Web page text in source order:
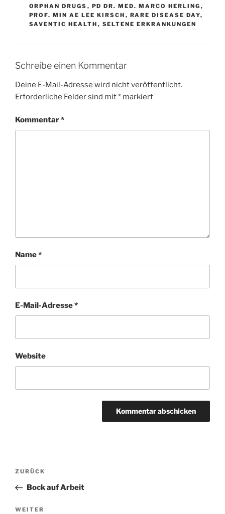
ORPHAN DRUGS , PD DR. MED. MARCO HERLING ,
PROF. MIN AE LEE KIRSCH , RARE DISEASE DAY,
SAVENTIC HEALTH , SELTENE ERKRANKUNGEN
Schreibe einen Kommentar
Deine E-Mail-Adresse wird nicht veröffentlicht.
Erforderliche Felder sind mit* markiert
Kommentar*
Name*
E-Mail-Adresse*
Website
Beitragsnavigation
Vorheriger
Beitrag
ZURÜCK
Bock auf Arbeit
Nächster
WEITER